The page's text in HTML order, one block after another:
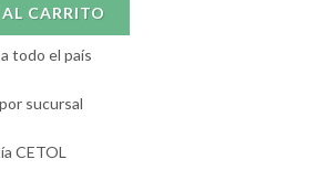
AÑADIR AL CARRITO
todo el país
sucursal
CETOL